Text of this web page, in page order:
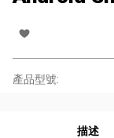
產品型號:
描述